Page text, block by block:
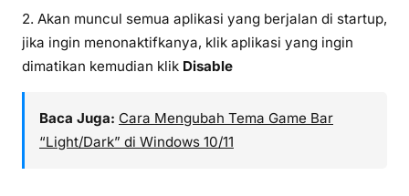
2. Akan muncul semua aplikasi yang berjalan di startup,
jika ingin menonaktifkanya, klik aplikasi yang ingin
dimatikan kemudian klik Disable
Baca Juga: Cara Mengubah Tema Game Bar
“Light/Dark” di Windows 10/11